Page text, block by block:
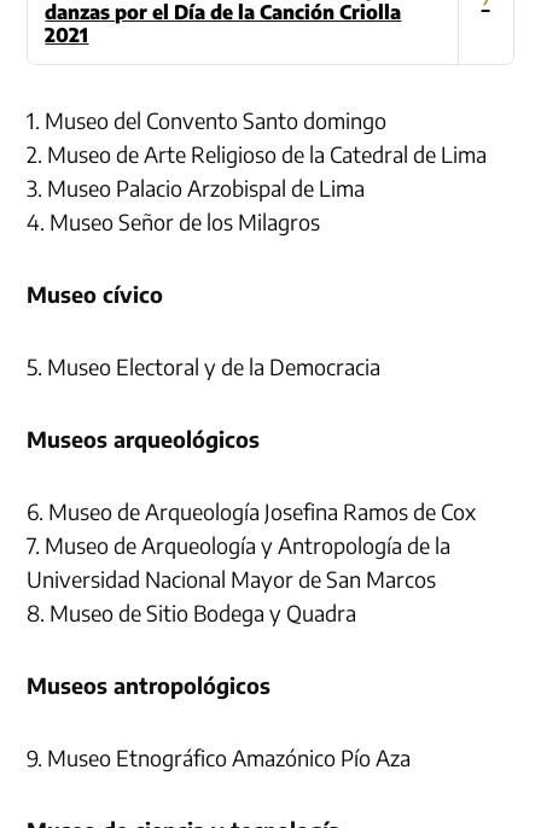
danzas por el Día de la Canción Criolla
2021
1. Museo del Convento Santo domingo
2. Museo de Arte Religioso de la Catedral de Lima
3. Museo Palacio Arzobispal de Lima
4. Museo Señor de los Milagros
Museo cívico
5. Museo Electoral y de la Democracia
Museos arqueológicos
6. Museo de Arqueología Josefina Ramos de Cox
7. Museo de Arqueología y Antropología de la
Universidad Nacional Mayor de San Marcos
8. Museo de Sitio Bodega y Quadra
Museos antropológicos
9. Museo Etnográfico Amazónico Pío Aza